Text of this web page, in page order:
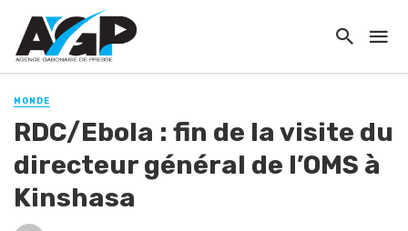
MONDE
RDC/Ebola : fin de la visite du
directeur général de l’OMS à
Kinshasa